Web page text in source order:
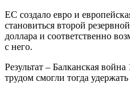
ЕС создало евро и
становиться второй
доллара и соответственно
с него.
Результат – Балканская
трудом смогли тогда